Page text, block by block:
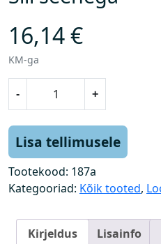
16,14€
KM-ga
-
s
e
e
+
Lisa tellimusele
Tootekood: 187a
Kategooriad: Kõik tooted,
Kirjeldus Lisainfo